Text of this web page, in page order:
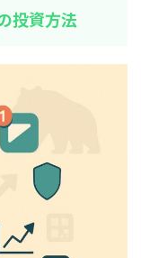
投資方法